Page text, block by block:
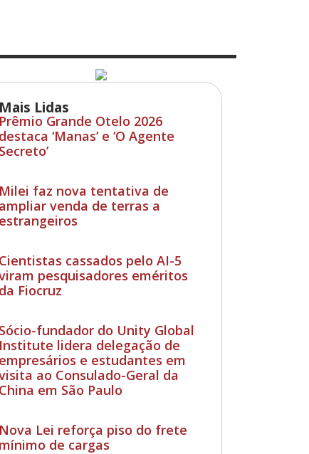
Mais Lidas
Prêmio Grande Otelo 2026
destaca ‘Manas’ e ‘O Agente
Secreto’
Milei faz nova tentativa de
ampliar venda de terras a
estrangeiros
Cientistas cassados pelo AI-5
pesquisadores eméritos
da Fiocruz
Sócio-fundador do Unity Global
Institute lidera delegação de
empresários e estudantes em
ao Consulado-Geral da
China em São Paulo
Nova Lei reforça piso do frete
mínimo de cargas